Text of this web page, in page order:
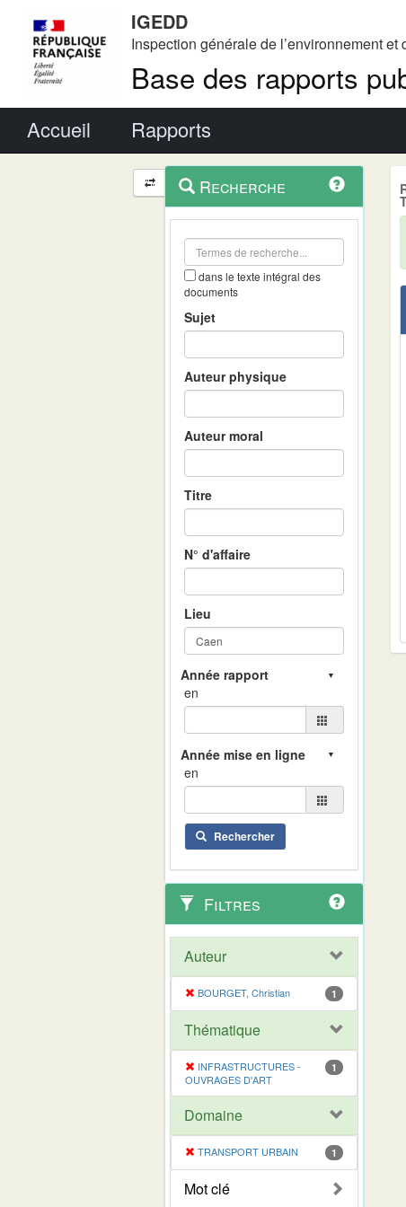
IGEDD
Inspection générale de l’environnement
Base des rapports
Accueil Rapports
Navigation
et
outils
contextuel
Recherche
dans le texte intégral des
documents
Sujet
Auteur physique
Auteur moral
Titre
N° d'affaire
Lieu
en
en
Rechercher
Filtres
Auteur
BOURGET, Christian 1
Thématique
INFRASTRUCTURES -
OUVRAGES D'ART
1
Domaine
TRANSPORT URBAIN 1
Mot clé